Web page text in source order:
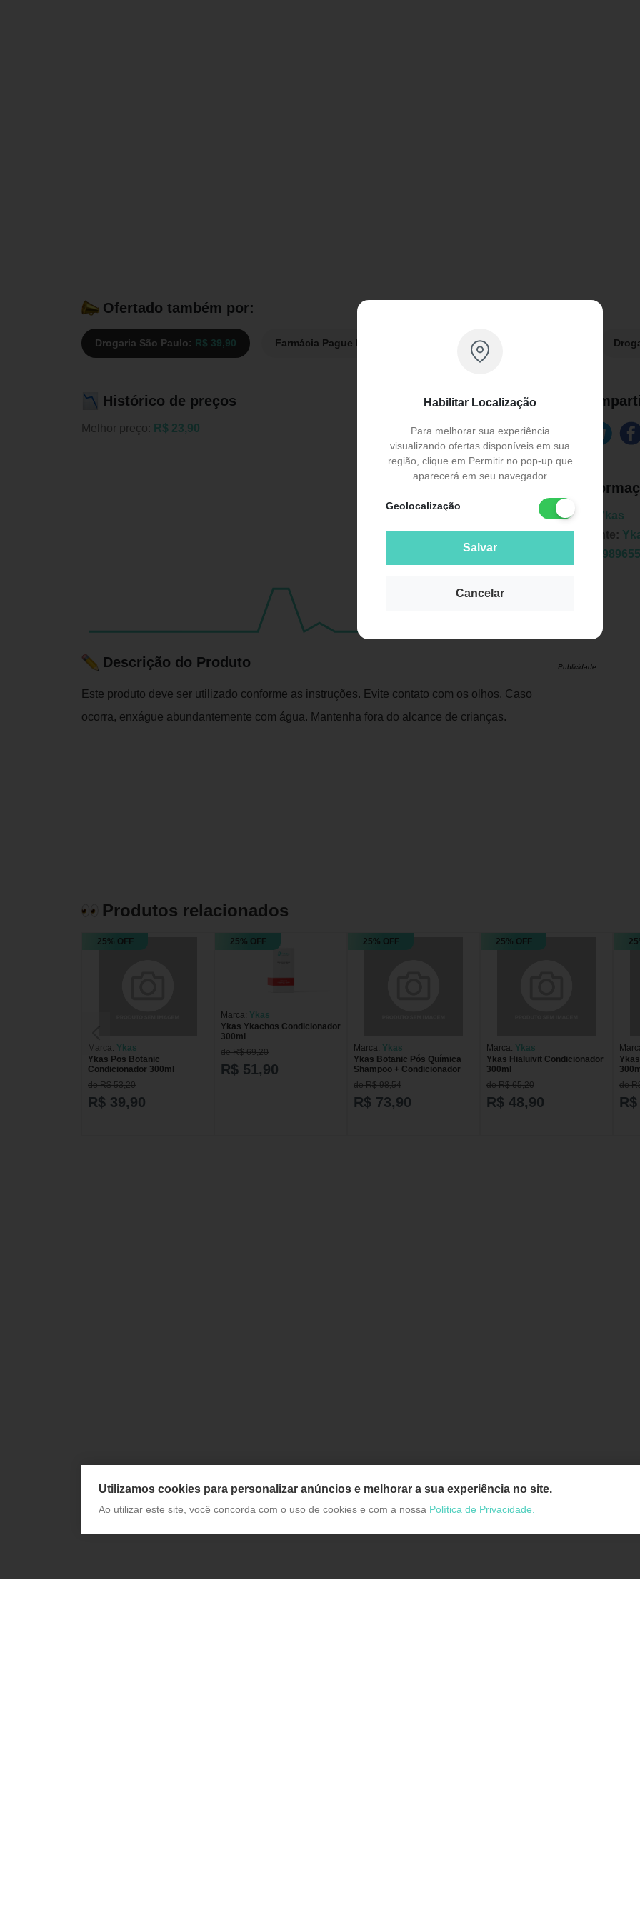
Habilitar Localização
Para melhorar sua experiência
visualizando ofertas disponíveis em sua
região, clique em Permitir no pop-up que
aparecerá em seu navegador
Geolocalização
Salvar
Cancelar
Ofertado também por:
Drogaria São Paulo: R$ 39,90 Farmácia Pague Menos: Extrafarma:
Histórico de preços
Melhor preço: R$ 23,90
Descrição do Produto
Este produto deve ser utilizado conforme as instruções. Evite contato com os olhos. Caso
ocorra, enxágue abundantemente com água. Mantenha fora do alcance de crianças.
Marca:
Ykas
Fabricante:
Publicidade
Produtos relacionados
25% OFF
Marca: Ykas
Ykas Pos Botanic
Condicionador 300ml
de R$ 53,20
R$ 39,90
25% OFF
Marca: Ykas
Ykas Ykachos Condicionador
300ml
de R$ 69,20
R$ 51,90
25% OFF
Marca: Ykas
Ykas Botanic Pós Química
Shampoo + Condicionador
de R$ 98,54
R$ 73,90
25% OFF
Marca: Ykas
Ykas Hialuivit Condicionador
300ml
de R$ 65,20
R$ 48,90
300ml
de
Utilizamos cookies para personalizar anúncios e melhorar a sua experiência no site.
Ao utilizar este site, você concorda com o uso de cookies e com a nossa Política de Privacidade.